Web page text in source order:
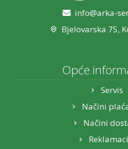
Žičano
Mehanička
info@arka-
Bjelovarska 75,
Opće
Servis
Načini
Načini